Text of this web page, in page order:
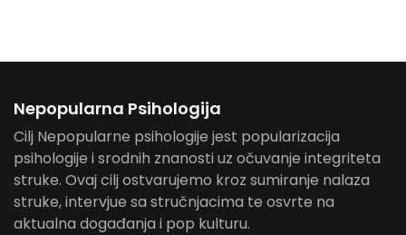
Nepopularna Psihologija
Cilj Nepopularne psihologije jest popularizacija
psihologije i srodnih znanosti uz očuvanje integriteta
struke. Ovaj cilj ostvarujemo kroz sumiranje nalaza
struke, intervjue sa stručnjacima te osvrte na
aktualna događanja i pop kulturu.